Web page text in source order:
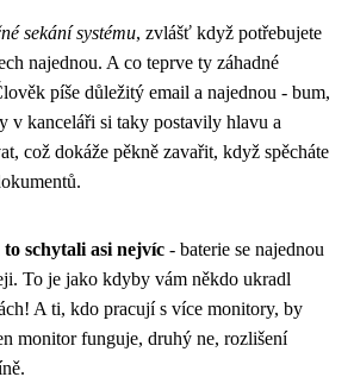
sekání systému, zvlášť když potřebujete
najednou. A co teprve ty záhadné
píše důležitý email a najednou - bum,
v kanceláři si taky postavily hlavu a
což dokáže pěkně zavařit, když spěcháte
schytali asi nejvíc - baterie se najednou
To je jako kdyby vám někdo ukradl
A ti, kdo pracují s více monitory, by
monitor funguje, druhý ne, rozlišení